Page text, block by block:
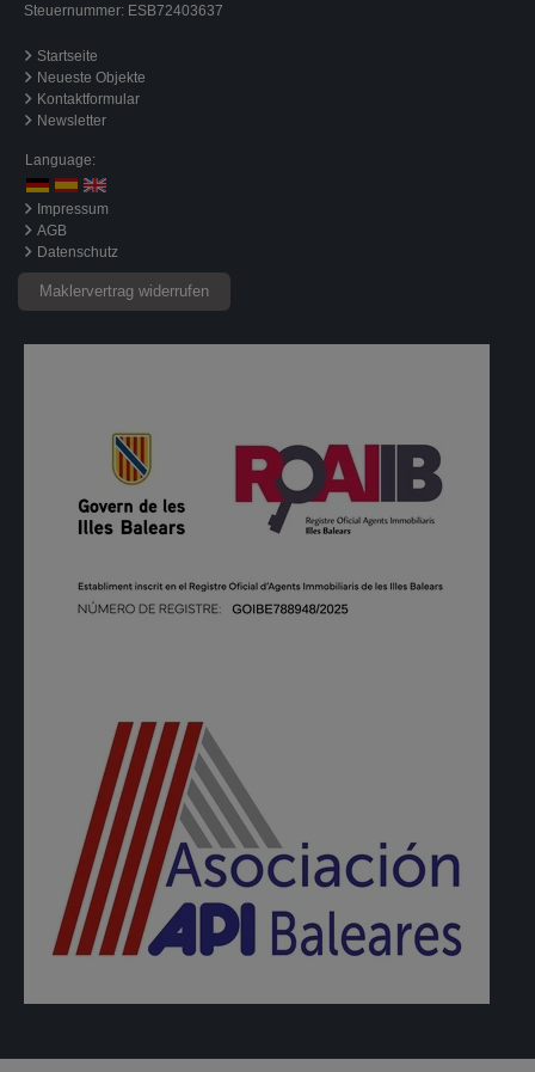
Steuernummer: ESB72403637
Startseite
Neueste Objekte
Kontaktformular
Newsletter
Language:
Impressum
AGB
Datenschutz
Maklervertrag widerrufen